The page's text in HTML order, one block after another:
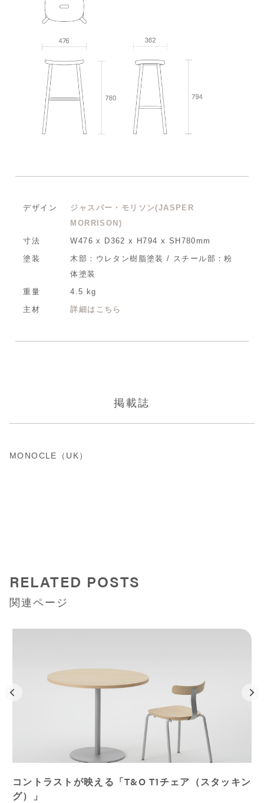
デザイン
ジャスパー・モリソン(JASPER
MORRISON)
寸法
W476 x D362 x H794 x SH780mm
塗装
木部：ウレタン樹脂塗装 / スチール部：粉
体塗装
重量
4.5 kg
主材
詳細はこちら
掲載誌
MONOCLE（UK）
RELATED POSTS
関連ページ
コントラストが映える「T&O T1チェア（スタッキン
グ）」